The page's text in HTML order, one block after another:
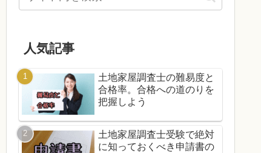
人気記事
土地家屋調査士の難易度と
合格率。合格への道のりを
把握しよう
土地家屋調査士受験で絶対
に知っておくべき申請書の